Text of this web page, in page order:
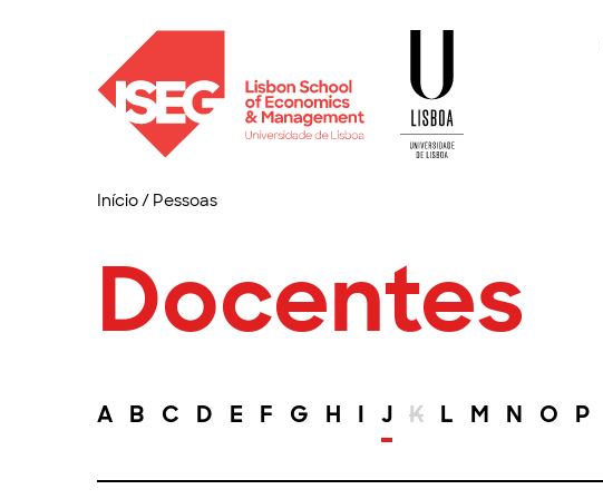
Início/ Pessoas
Docentes
A B C D E F G H I J K L M N O P